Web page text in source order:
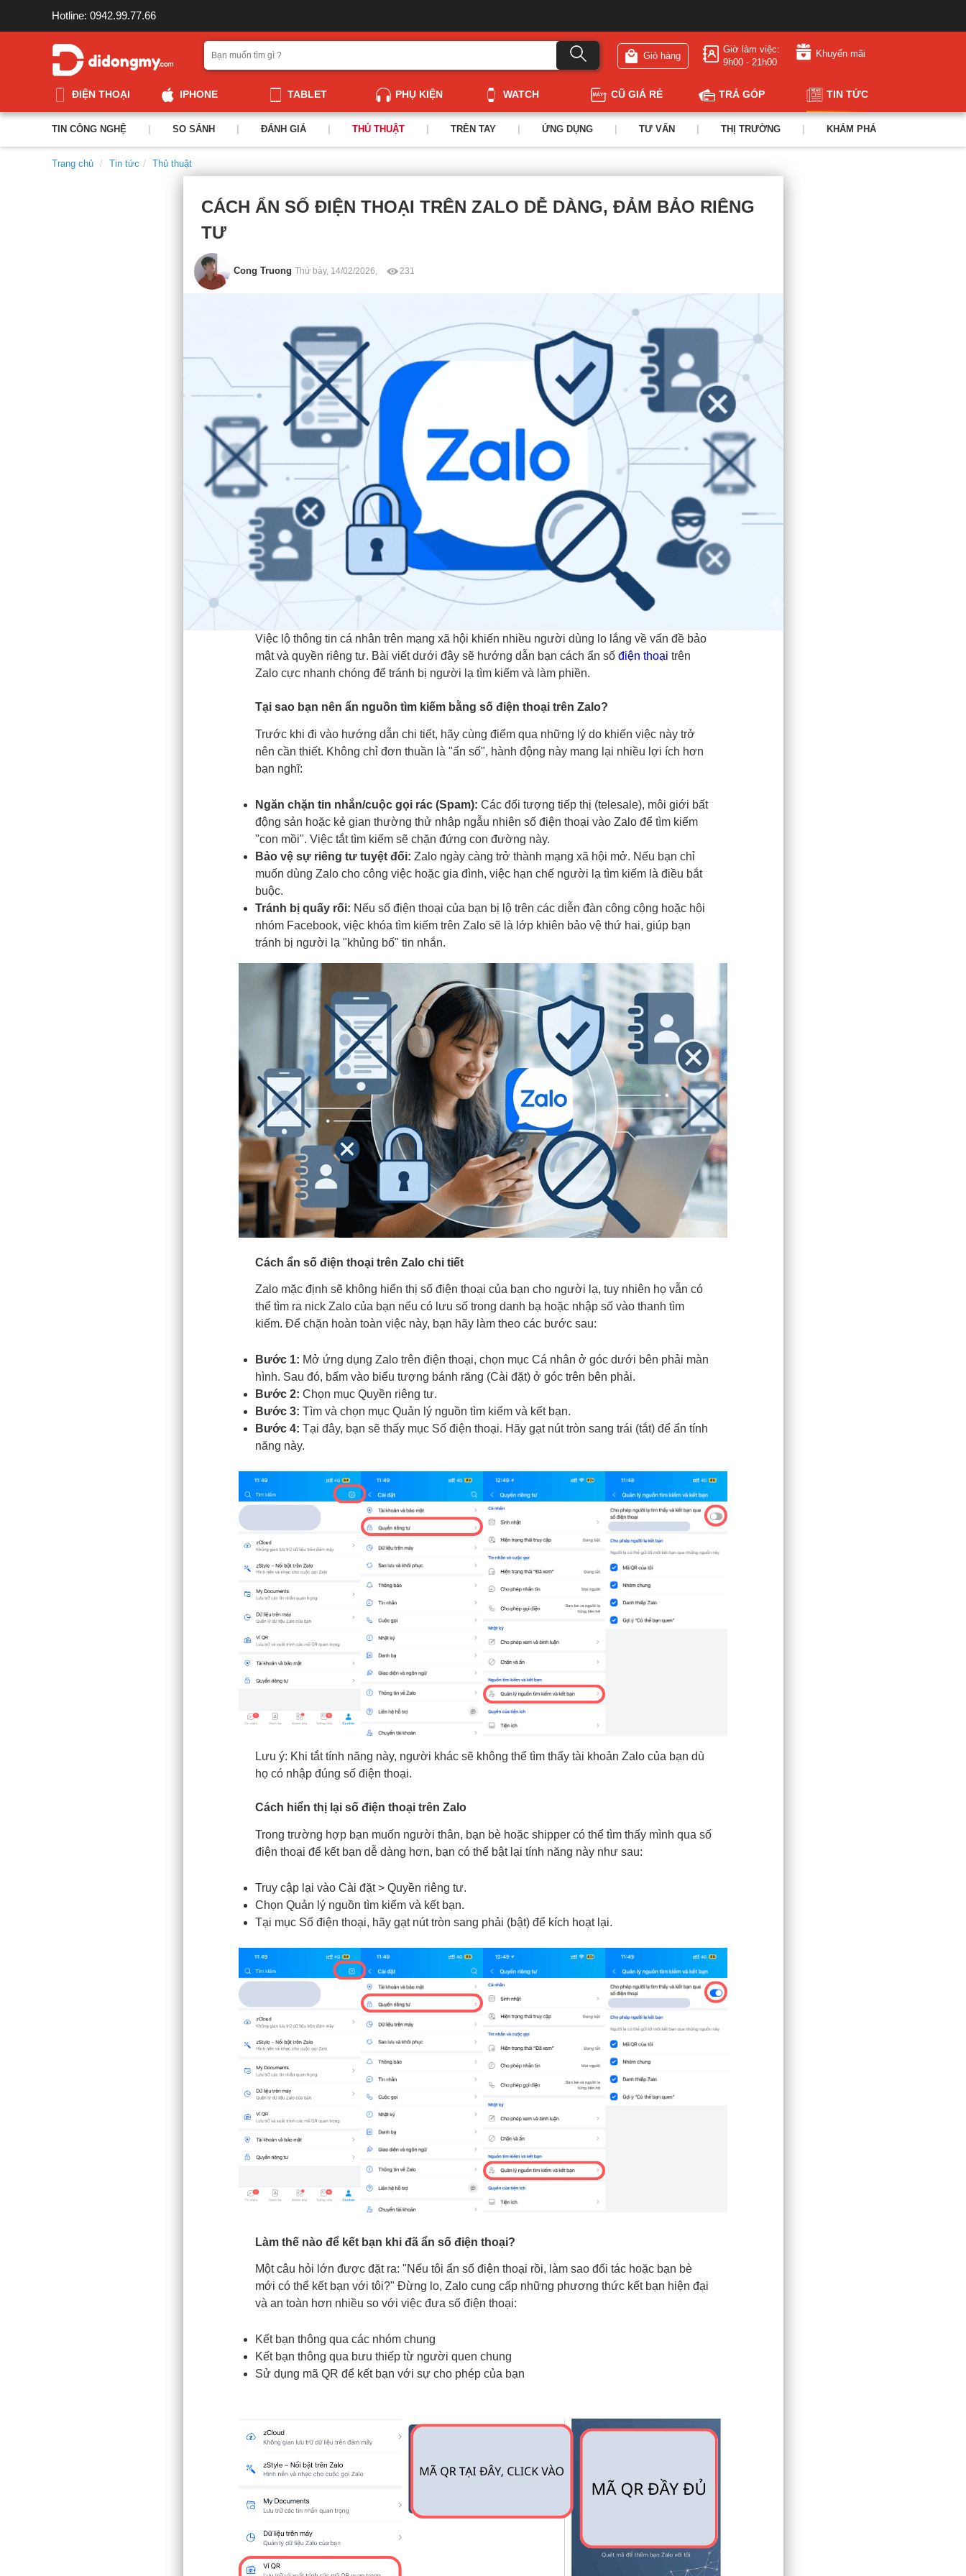
Hotline: 0942.99.77.66
Giỏ hàng
Giờ làm việc:
9h00 - 21h00
Khuyến mãi
ĐIỆN THOẠI IPHONE TABLET PHỤ KIỆN WATCH CŨ GIÁ RẺ TRẢ GÓP TIN TỨC
TIN CÔNG NGHỆ SO SÁNH ĐÁNH GIÁ THỦ THUẬT TRÊN TAY ỨNG DỤNG TƯ VẤN THỊ TRƯỜNG KHÁM PHÁ
Trang chủ Tin tức Thủ thuật
CÁCH ẨN SỐ ĐIỆN THOẠI TRÊN ZALO DỄ DÀNG, ĐẢM BẢO RIÊNG
TƯ
Cong Truong Thứ bảy, 14/02/2026, 231
Việc lộ thông tin cá nhân trên mạng xã hội khiến nhiều người dùng lo lắng về vấn đề bảo
mật và quyền riêng tư. Bài viết dưới đây sẽ hướng dẫn bạn cách ẩn số điện thoại trên
Zalo cực nhanh chóng để tránh bị người lạ tìm kiếm và làm phiền.
Tại sao bạn nên ẩn nguồn tìm kiếm bằng số điện thoại trên Zalo?
Trước khi đi vào hướng dẫn chi tiết, hãy cùng điểm qua những lý do khiến việc này trở
nên cần thiết. Không chỉ đơn thuần là "ẩn số", hành động này mang lại nhiều lợi ích hơn
bạn nghĩ:
Ngăn chặn tin nhắn/cuộc gọi rác (Spam): Các đối tượng tiếp thị (telesale), môi giới bất
động sản hoặc kẻ gian thường thử nhập ngẫu nhiên số điện thoại vào Zalo để tìm kiếm
"con mồi". Việc tắt tìm kiếm sẽ chặn đứng con đường này.
Bảo vệ sự riêng tư tuyệt đối: Zalo ngày càng trở thành mạng xã hội mở. Nếu bạn chỉ
muốn dùng Zalo cho công việc hoặc gia đình, việc hạn chế người lạ tìm kiếm là điều bắt
buộc.
Tránh bị quấy rối: Nếu số điện thoại của bạn bị lộ trên các diễn đàn công cộng hoặc hội
nhóm Facebook, việc khóa tìm kiếm trên Zalo sẽ là lớp khiên bảo vệ thứ hai, giúp bạn
tránh bị người lạ "khủng bố" tin nhắn.
Cách ẩn số điện thoại trên Zalo chi tiết
Zalo mặc định sẽ không hiển thị số điện thoại của bạn cho người lạ, tuy nhiên họ vẫn có
thể tìm ra nick Zalo của bạn nếu có lưu số trong danh bạ hoặc nhập số vào thanh tìm
kiếm. Để chặn hoàn toàn việc này, bạn hãy làm theo các bước sau:
Bước 1: Mở ứng dụng Zalo trên điện thoại, chọn mục Cá nhân ở góc dưới bên phải màn
hình. Sau đó, bấm vào biểu tượng bánh răng (Cài đặt) ở góc trên bên phải.
Bước 2: Chọn mục Quyền riêng tư.
Bước 3: Tìm và chọn mục Quản lý nguồn tìm kiếm và kết bạn.
Bước 4: Tại đây, bạn sẽ thấy mục Số điện thoại. Hãy gạt nút tròn sang trái (tắt) để ẩn tính
năng này.
Lưu ý: Khi tắt tính năng này, người khác sẽ không thể tìm thấy tài khoản Zalo của bạn dù
họ có nhập đúng số điện thoại.
Cách hiển thị lại số điện thoại trên Zalo
Trong trường hợp bạn muốn người thân, bạn bè hoặc shipper có thể tìm thấy mình qua số
điện thoại để kết bạn dễ dàng hơn, bạn có thể bật lại tính năng này như sau:
Truy cập lại vào Cài đặt > Quyền riêng tư.
Chọn Quản lý nguồn tìm kiếm và kết bạn.
Tại mục Số điện thoại, hãy gạt nút tròn sang phải (bật) để kích hoạt lại.
Làm thế nào để kết bạn khi đã ẩn số điện thoại?
Một câu hỏi lớn được đặt ra: "Nếu tôi ẩn số điện thoại rồi, làm sao đối tác hoặc bạn bè
mới có thể kết bạn với tôi?" Đừng lo, Zalo cung cấp những phương thức kết bạn hiện đại
và an toàn hơn nhiều so với việc đưa số điện thoại:
Kết bạn thông qua các nhóm chung
Kết bạn thông qua bưu thiếp từ người quen chung
Sử dụng mã QR để kết bạn với sự cho phép của bạn